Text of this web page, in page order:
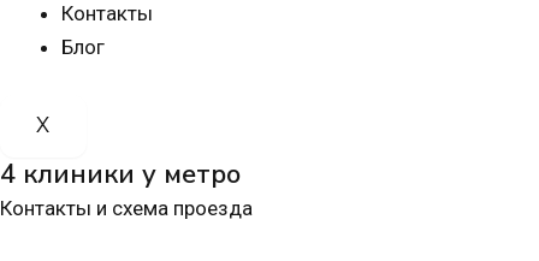
Контакты
Блог
X
4 клиники у метро
Контакты и схема проезда